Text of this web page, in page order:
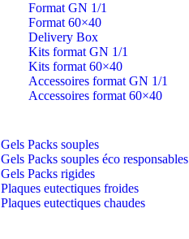
Format GN 1/1
Format 60×40
Delivery Box
Kits format GN 1/1
Kits format 60×40
Accessoires format GN 1/1
Accessoires format 60×40
Gels Packs souples
Gels Packs souples éco responsables
Gels Packs rigides
Plaques eutectiques froides
Plaques eutectiques chaudes